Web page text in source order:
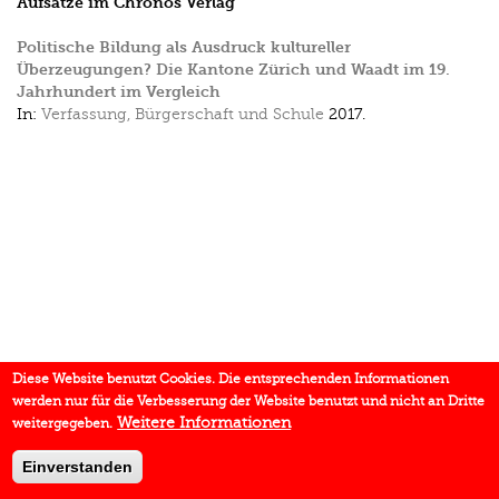
Politische Bildung als Ausdruck kultureller
Überzeugungen? Die Kantone Zürich und Waadt im 19.
Jahrhundert im Vergleich
In: Verfassung, Bürgerschaft und Schule 2017.
Diese Website benutzt Cookies. Die entsprechenden Informationen
werden nur für die Verbesserung der Website benutzt und nicht an Dritte
weitergegeben. Weitere Informationen
Einverstanden